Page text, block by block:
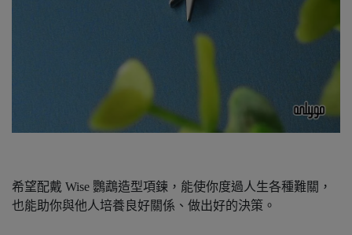
希望配戴 Wise 鸚鵡造型項鍊，能使你度過人生各種難關，
也能助你與他人培養良好關係、做出好的決策。